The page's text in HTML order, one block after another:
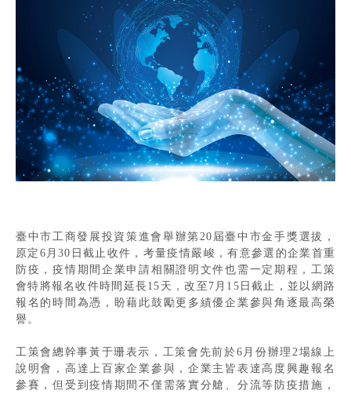
臺中市工商發展投資策進會舉辦第20屆臺中市金手獎選拔，
原定6月30日截止收件，考量疫情嚴峻，有意參選的企業首重
防疫，疫情期間企業申請相關證明文件也需一定期程，工策
會特將報名收件時間延長15天，改至7月15日截止，並以網路
報名的時間為憑，盼藉此鼓勵更多績優企業參與角逐最高榮
譽。
工策會總幹事黃于珊表示，工策會先前於6月份辦理2場線上
說明會，高達上百家企業參與，企業主皆表達高度興趣報名
參賽，但受到疫情期間不僅需落實分艙、分流等防疫措施，